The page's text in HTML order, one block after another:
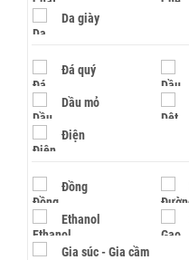
Da giày
Đá quý
Dầu mỏ
Điện
Đồng
Ethanol
Gia súc - Gia cầm